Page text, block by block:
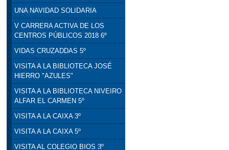
UNA NAVIDAD SOLIDARIA
V CARRERA ACTIVA DE LOS
CENTROS PÚBLICOS 2018 6º
VIDAS CRUZADDAS 5º
VISITA A LA BIBLIOTECA JOSÉ
HIERRO "AZULES"
VISITA A LA BIBLIOTECA NIVEIRO
ALFAR EL CARMEN 5º
VISITA A LA CAIXA 3º
VISITA A LA CAIXA 5º
VISITA AL COLEGIO BIOS 3º